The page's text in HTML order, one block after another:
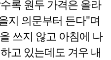
록 원두 가격은 올라
지 의문부터 든다"며
쓰지 않고 아침에 나
고 있는데도 겨우 내